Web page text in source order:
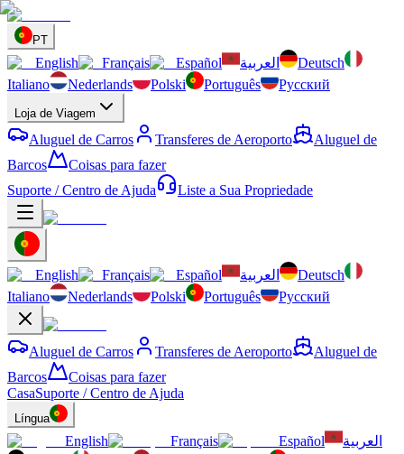
PT
English Français Español العربية
Deutsch
Italiano
Nederlands Polski Português Русский
Loja de Viagem
Aluguel de Carros Transferes de Aeroporto
Aluguel de
Barcos
Coisas para fazer
Suporte / Centro de Ajuda
Liste a Sua Propriedade
English Français Español العربية
Deutsch
Italiano
Nederlands Polski Português Русский
Aluguel de Carros Transferes de Aeroporto
Aluguel de
Barcos
Coisas para fazer
CasaSuporte / Centro de Ajuda
Língua
English Français Español
العربية